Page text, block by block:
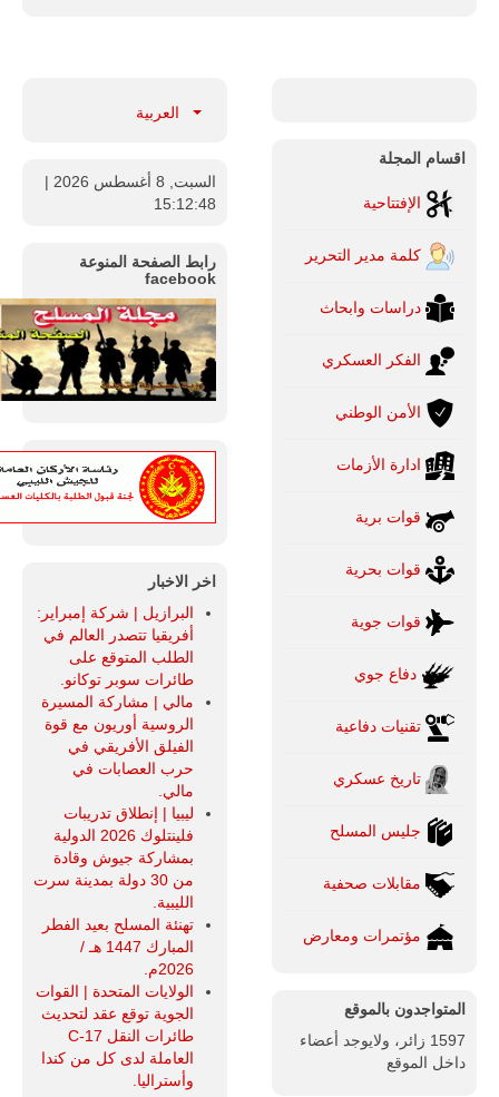
اقسام المجلة
الإفتتاحية
كلمة مدير التحرير
دراسات وابحاث
الفكر العسكري
الأمن الوطني
ادارة الأزمات
قوات برية
قوات بحرية
قوات جوية
دفاع جوي
تقنيات دفاعية
تاريخ عسكري
جليس المسلح
مقابلات صحفية
مؤتمرات ومعارض
المتواجدون بالموقع
1597 زائر، ولايوجد أعضاء
داخل الموقع
العربية
السبت, 8 أغسطس 2026
|
15:12:49
رابط الصفحة المنوعة
facebook
اخر الاخبار
البرازيل | شركة إمبراير:
أفريقيا تتصدر العالم في
الطلب المتوقع على
طائرات سوبر توكانو.
مالي | مشاركة المسيرة
الروسية أوريون مع قوة
الفيلق الأفريقي في
حرب العصابات في
مالي.
ليبيا | إنطلاق تدريبات
فلينتلوك 2026 الدولية
بمشاركة جيوش وقادة
من 30 دولة بمدينة سرت
الليبية.
تهنئة المسلح بعيد الفطر
المبارك 1447 هـ /
2026م.
الولايات المتحدة | القوات
الجوية توقع عقد لتحديث
طائرات النقل C-17
العاملة لدى كل من كندا
وأستراليا.